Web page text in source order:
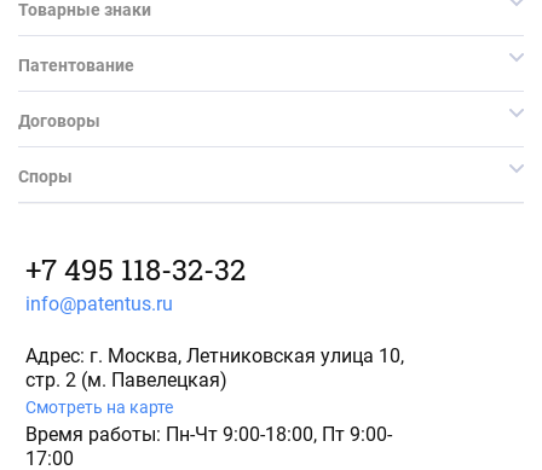
Товарные знаки
Патентование
Договоры
Споры
+7 495 118-32-32
info@patentus.ru
Адрес: г. Москва, Летниковская улица 10,
стр. 2 (м. Павелецкая)
Смотреть на карте
Время работы: Пн-Чт 9:00-18:00, Пт 9:00-
17:00